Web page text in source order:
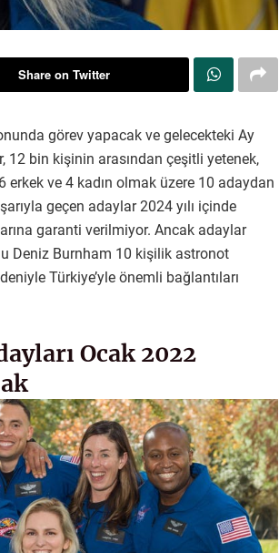
Share on Twitter
görev yapacak ve gelecekteki Ay
12 bin kişinin arasından çeşitli yetenek,
erkek ve 4 kadın olmak üzere 10 adaydan
geçen adaylar 2024 yılı içinde
garanti verilmiyor. Ancak adaylar
Deniz Burnham 10 kişilik astronot
Türkiye’yle önemli bağlantıları
Ocak 2022